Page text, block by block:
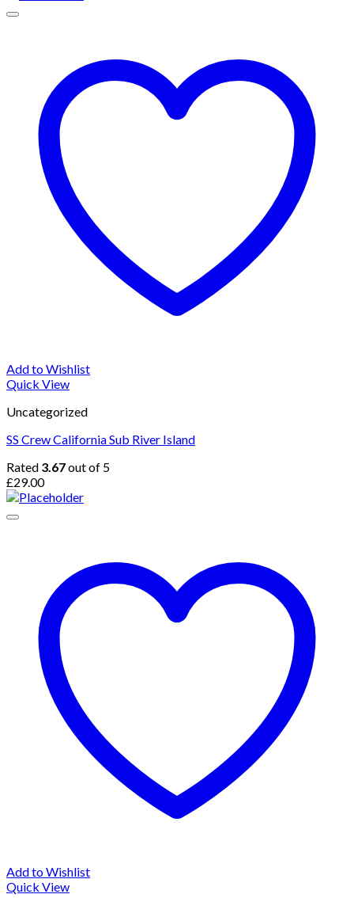
Add to Wishlist
Quick View
Uncategorized
SS Crew California Sub River Island
Rated 3.67out of 5
£29.00
Add to Wishlist
Quick View